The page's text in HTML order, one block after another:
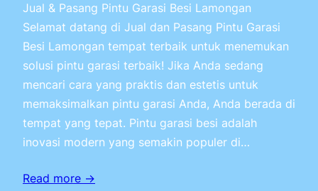
Jual & Pasang Pintu Garasi Besi Lamongan
Selamat datang di Jual dan Pasang Pintu Garasi
Besi Lamongan tempat terbaik untuk menemukan
solusi pintu garasi terbaik! Jika Anda sedang
mencari cara yang praktis dan estetis untuk
memaksimalkan pintu garasi Anda, Anda berada di
tempat yang tepat. Pintu garasi besi adalah
inovasi modern yang semakin populer di…
Read more →